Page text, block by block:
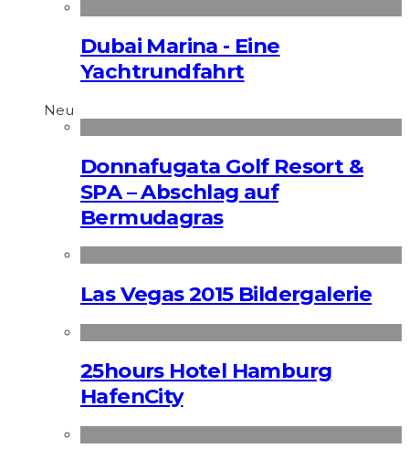
Dubai Marina - Eine
Yachtrundfahrt
Neu
Donnafugata Golf Resort &
SPA – Abschlag auf
Bermudagras
Las Vegas 2015 Bildergalerie
25hours Hotel Hamburg
HafenCity